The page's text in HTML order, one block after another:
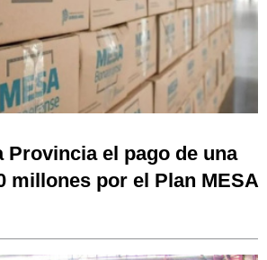
Provincia el pago de una
millones por el Plan MESA